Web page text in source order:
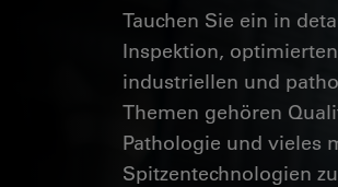
Tauchen Sie ein in
Inspektion,
industriellen und
Themen gehören
Pathologie und vieles
Spitzentechnologien